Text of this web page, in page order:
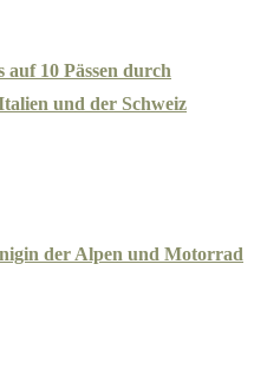
10 Pässen durch
und der Schweiz
der Alpen und Motorrad